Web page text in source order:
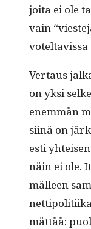
joi­ta ei ole
vain
voteltavis­sa
Ver­taus
on yksi
enem­män
siinä on
es­ti
näin ei ole.
mälleen
mät­tää: